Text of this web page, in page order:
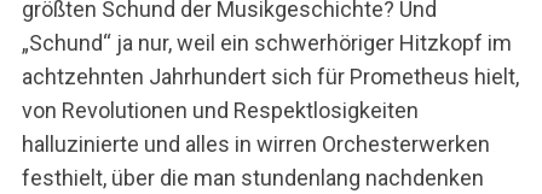
größten Schund der Musikgeschichte? Und
„Schund“ ja nur, weil ein schwerhöriger Hitzkopf im
achtzehnten Jahrhundert sich für Prometheus hielt,
von Revolutionen und Respektlosigkeiten
halluzinierte und alles in wirren Orchesterwerken
festhielt, über die man stundenlang nachdenken